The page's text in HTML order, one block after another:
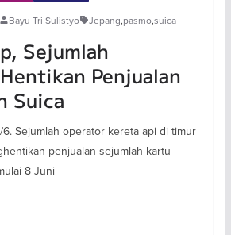
Bayu Tri Sulistyo Jepang,pasmo,suica
Sejumlah
Penjualan
Suica
6. Sejumlah operator kereta api di timur
penjualan sejumlah kartu
8 Juni